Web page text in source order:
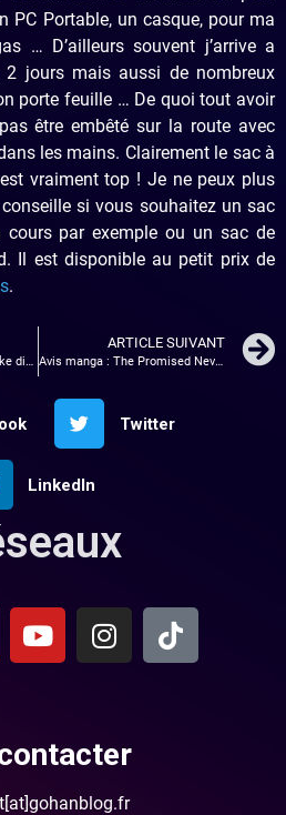
PC Portable, un casque, pour ma
… D’ailleurs souvent j’arrive a
jours mais aussi de nombreux
porte feuille … De quoi tout avoir
être embêté sur la route avec
les mains. Clairement le sac à
vraiment top ! Je ne peux plus
si vous souhaitez un sac
par exemple ou un sac de
Il est disponible au petit prix de
.
Test : Titan Quest un remake diabloliquement gigantesque ?
ARTICLE SUIVANT
Avis manga : The Promised Neverland (tome 4)
Twitter
LinkedIn